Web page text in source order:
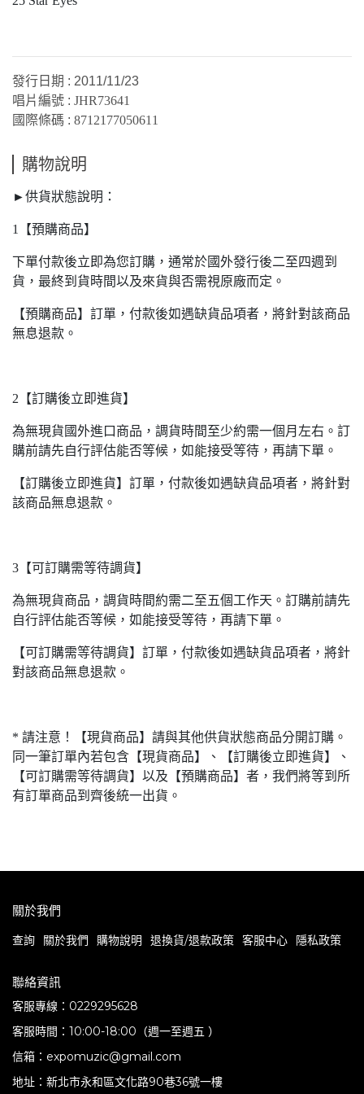
發行日期 : 2011/11/23
唱片編號 : JHR73641
國際條碼 : 8712177050611
購物說明
►供貨狀態說明：
1【預購商品】
下單付款後立即為您訂購，通常於國外發行後二至四週到
貨，最終到貨時間以及來貨與否需視原廠而定。
【預購商品】訂單，付款後如遇缺貨品項者，將針對該商品
無息退款。
2【訂購後立即進貨】
為無現貨國外進口商品，調貨時間至少約需一個月左右。訂
購前請先自行評估能否等候，如能接受等待，再請下單。
【訂購後立即進貨】訂單，付款後如遇缺貨品項者，將針對
該商品無息退款。
3【可訂購需等待調貨】
為無現貨商品，調貨時間約需二至五個工作天。訂購前請先
自行評估能否等候，如能接受等待，再請下單。
【可訂購需等待調貨】訂單，付款後如遇缺貨品項者，將針
對該商品無息退款。
* 請注意！【現貨商品】請與其他供貨狀態商品分開訂購。
同一筆訂單內若包含【現貨商品】、【訂購後立即進貨】、
【可訂購需等待調貨】以及【預購商品】者，我們將等到所
有訂單商品到齊後統一出貨。
關於我們
查詢 關於我們 購物說明 退換貨/退款政策 客服中心 隱私政策
聯絡資訊
客服專線：0229295628
客服時間：10:00-18:00（週一至週五 ）
信箱：expomuzic@gmail.com
地址：新北市永和區文化路90巷36號一樓